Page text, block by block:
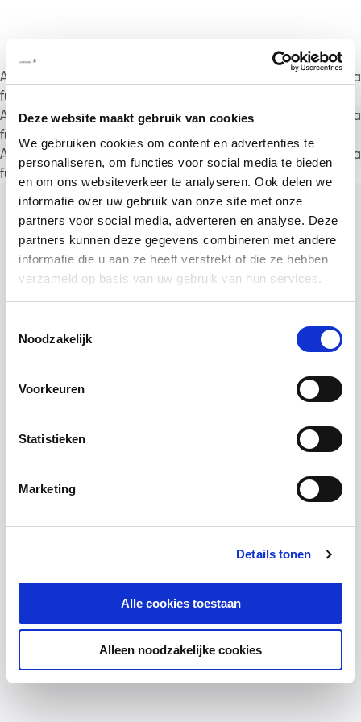
Deze website maakt gebruik van cookies
We gebruiken cookies om content en advertenties te
personaliseren, om functies voor social media te bieden
en om ons websiteverkeer te analyseren. Ook delen we
informatie over uw gebruik van onze site met onze
partners voor social media, adverteren en analyse. Deze
partners kunnen deze gegevens combineren met andere
informatie die u aan ze heeft verstrekt of die ze hebben
verzameld op basis van uw gebruik van hun services.
Noodzakelijk
Voorkeuren
Statistieken
Marketing
Details tonen
Alle cookies toestaan
Alleen noodzakelijke cookies
A rendering error occurred:
a.substring(...).replaceAll is not a
function
A rendering error occurred:a.substring(...).replaceAll is not a
function
A rendering error occurred:
a.substring(...).replaceAll is not a
function